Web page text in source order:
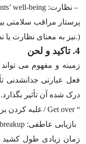
– نظارت: The nurse looks after the patients’ well-being
پرستار مراقب سلامتی
” نیز به معنای نظارت یا نظارت بر سلامت است.)
4. تاکید و لحن
زمینه و مفهوم می
فعل عبارتی جدانشدنی
درک شده آن تأثیر بگذارد.
“
Get over / غلبه کردن
بازیابی عاطفی: It took him a long time to get over his breakup
زمان زیادی طول کشید